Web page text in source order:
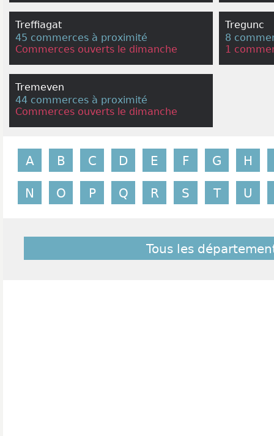
Treffiagat
45 commerces à proximité
Commerces ouverts le dimanche
Tregunc
8
1
Tremeven
44 commerces à proximité
Commerces ouverts le dimanche
A B C D E F G H
N O P Q R S T U
Tous les